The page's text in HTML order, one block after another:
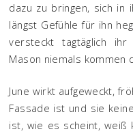
dazu zu bringen, sich in
längst Gefühle für ihn
versteckt tagtäglich
Mason niemals kommen
June wirkt aufgeweckt,
Fassade ist und sie
ist, wie es scheint, weiß